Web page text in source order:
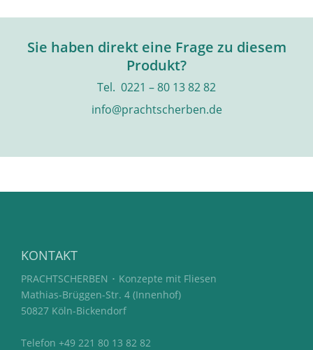
Sie haben direkt eine Frage zu diesem
Produkt?
Tel. 0221 – 80 13 82 82
info@prachtscherben.de
KONTAKT
PRACHTSCHERBEN ･ Konzepte mit Fliesen
Mathias-Brüggen-Str. 4 (Innenhof)
50827 Köln-Bickendorf
Telefon +49 221 80 13 82 82